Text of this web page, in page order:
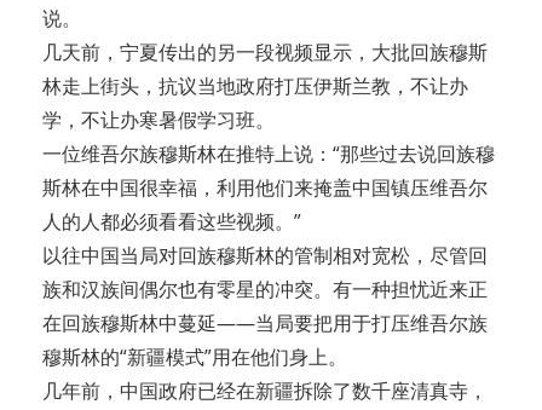
说。
几天前，宁夏传出的另一段视频显示，大批回族穆斯
林走上街头，抗议当地政府打压伊斯兰教，不让办
学，不让办寒暑假学习班。
一位维吾尔族穆斯林在推特上说：“那些过去说回族穆
斯林在中国很幸福，利用他们来掩盖中国镇压维吾尔
人的人都必须看看这些视频。”
以往中国当局对回族穆斯林的管制相对宽松，尽管回
族和汉族间偶尔也有零星的冲突。有一种担忧近来正
在回族穆斯林中蔓延——当局要把用于打压维吾尔族
穆斯林的“新疆模式”用在他们身上。
几年前，中国政府已经在新疆拆除了数千座清真寺，